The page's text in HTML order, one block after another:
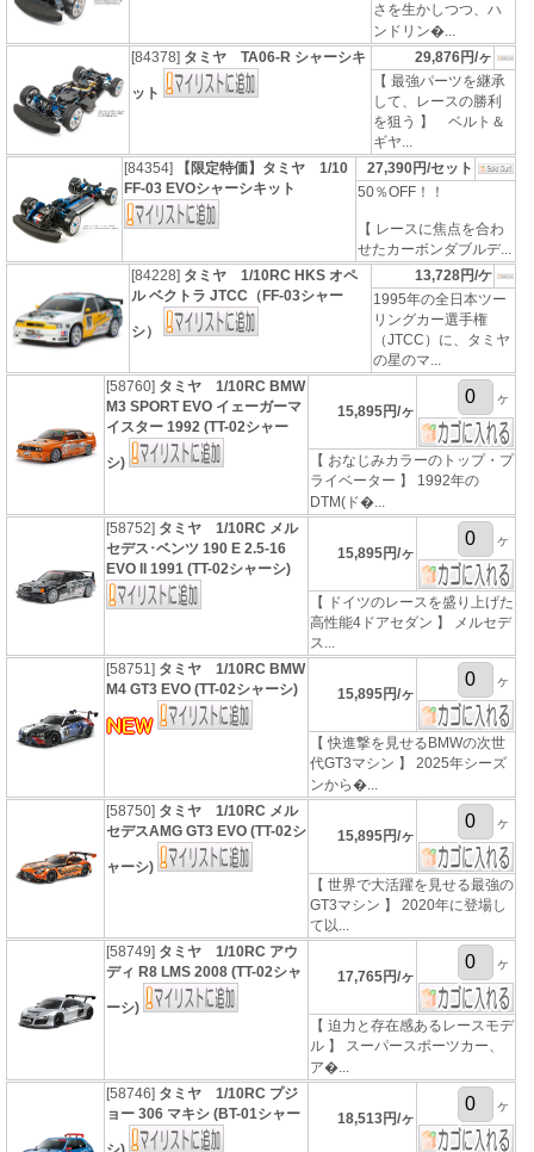
さを生かしつつ、ハ
ンドリン�...
[84378] タミヤ TA06-R シャーシキ
ット
29,876円/ヶ
【 最強パーツを継承
して、レースの勝利
を狙う 】 ベルト＆
ギヤ...
[84354]
【限定特価】タミヤ 1/10
FF-03 EVOシャーシキット
27,390円/セット
50％OFF！！
【 レースに焦点を合わ
せたカーボンダブルデ...
[84228] タミヤ 1/10RC HKS オペ
ル ベクトラ JTCC（FF-03シャー
シ）
13,728円/ケ
1995年の全日本ツー
リングカー選手権
（JTCC）に、タミヤ
の星のマ...
[58760] タミヤ 1/10RC BMW
M3 SPORT EVO イェーガーマ
イスター 1992 (TT-02シャー
シ)
15,895円/ヶ
ヶ
【 おなじみカラーのトップ・プ
ライベーター 】 1992年の
DTM(ド�...
[58752] タミヤ 1/10RC メル
セデス･ベンツ 190 E 2.5-16
EVO II 1991 (TT-02シャーシ)
15,895円/ヶ
ヶ
【 ドイツのレースを盛り上げた
高性能4ドアセダン 】 メルセデ
ス...
[58751] タミヤ 1/10RC BMW
M4 GT3 EVO (TT-02シャーシ)
15,895円/ヶ
ヶ
【 快進撃を見せるBMWの次世
代GT3マシン 】 2025年シーズ
ンから�...
[58750] タミヤ 1/10RC メル
セデスAMG GT3 EVO (TT-02シ
ャーシ)
15,895円/ヶ
ヶ
【 世界で大活躍を見せる最強の
GT3マシン 】 2020年に登場し
て以...
[58749] タミヤ 1/10RC アウ
ディ R8 LMS 2008 (TT-02シャ
ーシ)
17,765円/ヶ
ヶ
【 迫力と存在感あるレースモデ
ル 】 スーパースポーツカー、
ア�...
[58746] タミヤ 1/10RC プジ
ョー 306 マキシ (BT-01シャー
18,513円/ヶ
ヶ